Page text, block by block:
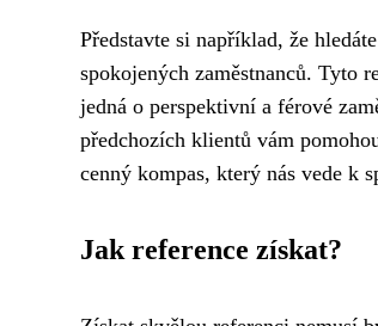
Představte si například, že
spokojených zaměstnanců. Tyto
jedná o perspektivní a férové
předchozích klientů vám
cenný kompas, který nás vede k
Jak reference získat?